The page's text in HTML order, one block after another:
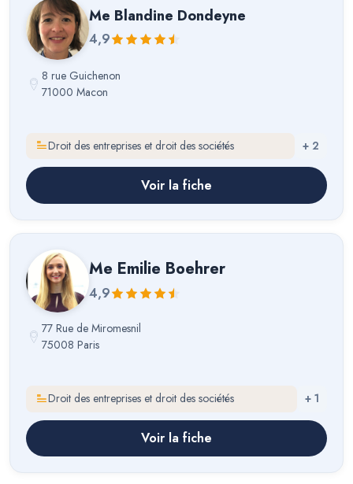
Me Blandine Dondeyne
4,9
8 rue Guichenon
71000 Macon
Droit des entreprises et droit des sociétés + 2
Voir la fiche
Me Emilie Boehrer
4,9
77 Rue de Miromesnil
75008 Paris
Droit des entreprises et droit des sociétés + 1
Voir la fiche